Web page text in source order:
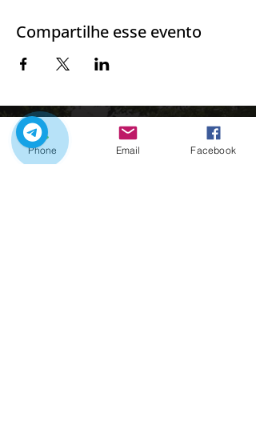
Compartilhe esse evento
Phone Email Facebook